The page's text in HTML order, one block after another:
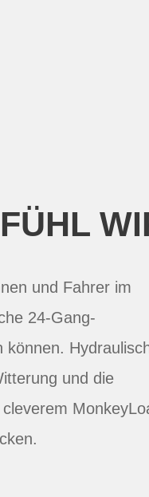
und Fahrer im
24-Gang-
können.
und die